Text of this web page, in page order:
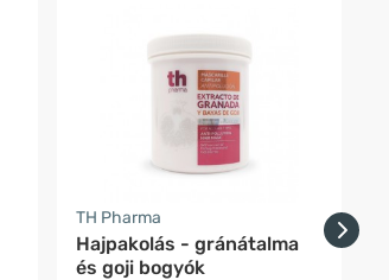
TH Pharma
Hajpakolás - gránátalma
és goji bogyók